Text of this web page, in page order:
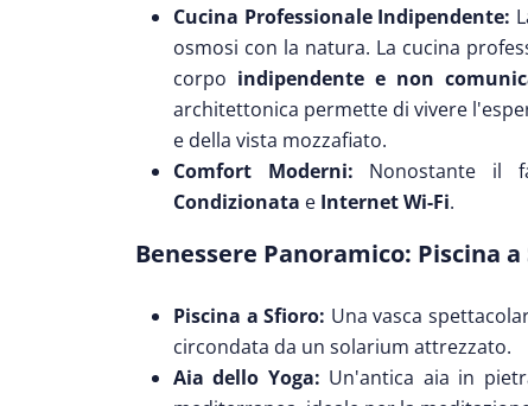
Cucina Professionale Indipendente:
osmosi con la natura. La cucina
corpo indipendente e non
architettonica permette di vivere
e della vista mozzafiato.
Comfort Moderni: Nonostante il
Condizionata e Internet Wi-Fi.
Benessere Panoramico: Piscina a
Piscina a Sfioro: Una vasca
circondata da un solarium attrezzato.
Aia dello Yoga: Un'antica aia in